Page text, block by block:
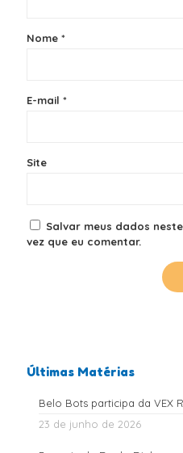
Nome *
E-mail *
Site
Salvar meus dados
vez que eu comentar.
Últimas Matérias
Belo Bots participa da VEX
23 de junho de 2026